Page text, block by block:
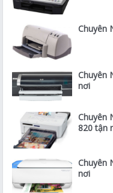
Chuyên
Chuyên
nơi
Chuyên
820 tận
Chuyên
nơi